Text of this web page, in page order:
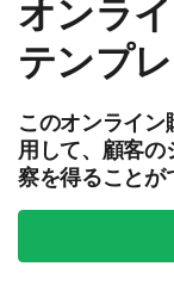
オンラ
テンプ
このオンライ
用して、顧客
察を得ることが